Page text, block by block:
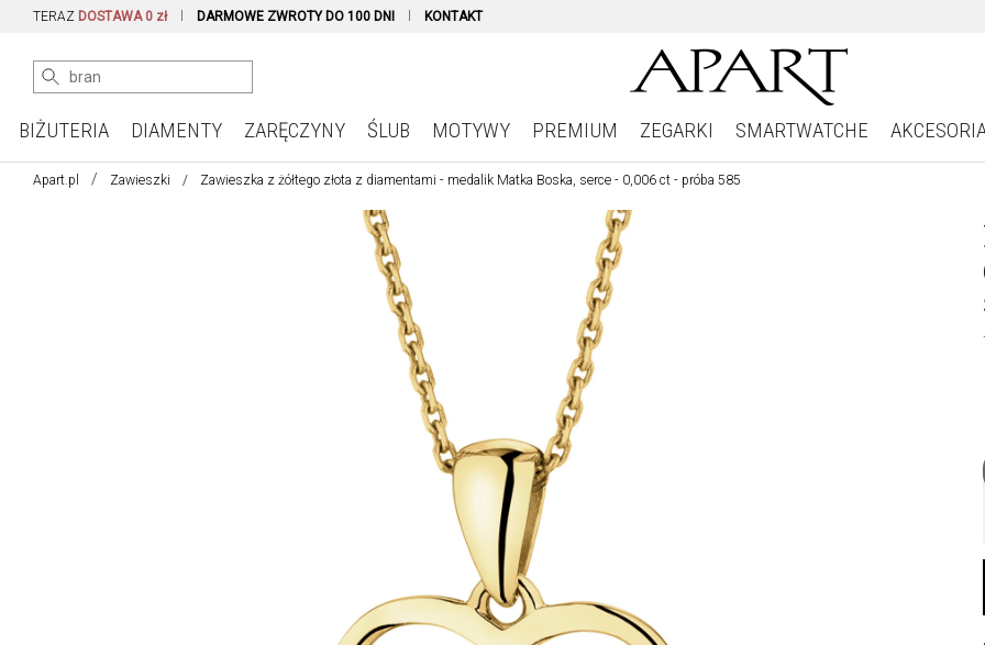
TERAZ DOSTAWA 0 zł DARMOWE ZWROTY DO 100 DNI KONTAKT
BIŻUTERIA DIAMENTY ZARĘCZYNY ŚLUB MOTYWY PREMIUM ZEGARKI SMARTWATCHE
Apart.pl Zawieszki Zawieszka z żółtego złota z diamentami - medalik Matka Boska, serce - 0,006 ct - próba 585